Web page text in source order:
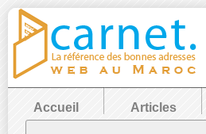
Accueil Articles